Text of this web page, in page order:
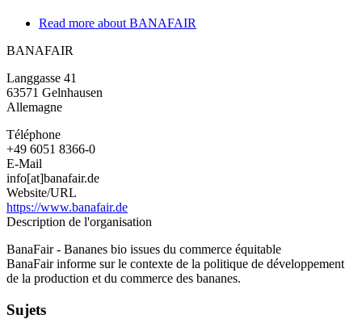
Read more about BANAFAIR
BANAFAIR
Langgasse 41
63571 Gelnhausen
Allemagne
Téléphone
+49 6051 8366-0
E-Mail
info[at]banafair.de
Website/URL
https://www.banafair.de
Description de l'organisation
BanaFair - Bananes bio issues du commerce équitable
BanaFair informe sur le contexte de la politique de développement
de la production et du commerce des bananes.
Sujets